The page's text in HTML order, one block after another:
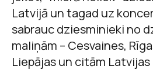
Latvijā un tagad uz
sabrauc dziesminieki no
maliņām – Cesvaines,
Liepājas un citām Latvijas